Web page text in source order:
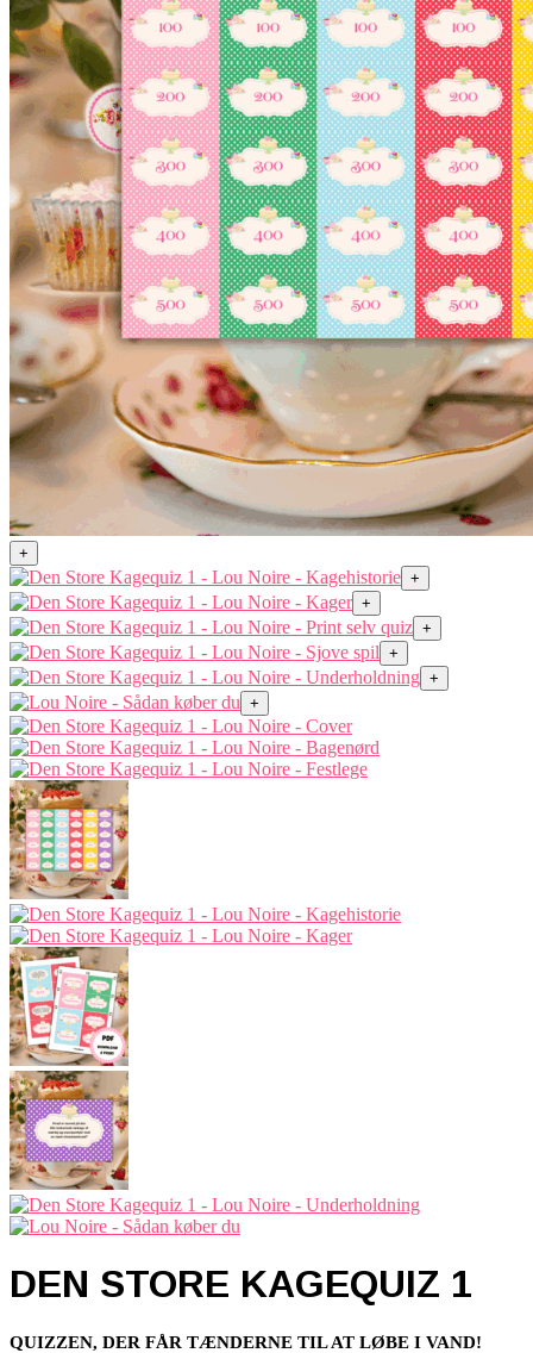
+
+
+
+
+
+
+
DEN STORE KAGEQUIZ 1
QUIZZEN, DER FÅR TÆNDERNE TIL AT LØBE I VAND!